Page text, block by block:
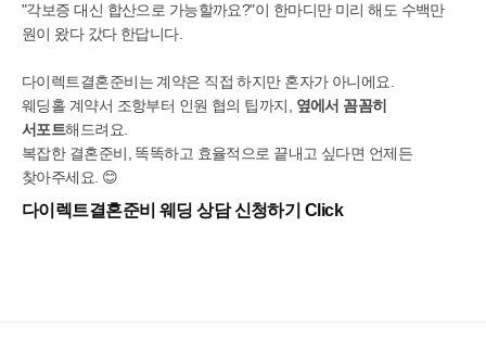
"각보증 대신 합산으로 가능할까요?"이 한마디만 미리 해도 수백만
원이 왔다 갔다 한답니다.
다이렉트결혼준비는 계약은 직접 하지만 혼자가 아니에요.
웨딩홀 계약서 조항부터 인원 협의 팁까지, 옆에서 꼼꼼히
서포트해드려요.
복잡한 결혼준비, 똑똑하고 효율적으로 끝내고 싶다면 언제든
찾아주세요. 😊
다이렉트결혼준비 웨딩 상담 신청하기 Click